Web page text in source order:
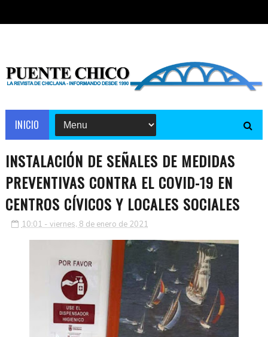
INICIO
INSTALACIÓN DE SEÑALES DE MEDIDAS
PREVENTIVAS CONTRA EL COVID-19 EN
CENTROS CÍVICOS Y LOCALES SOCIALES
10:01 - viernes, 8 de enero de 2021